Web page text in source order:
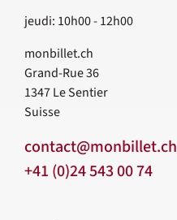
jeudi: 10h00 - 12h00
monbillet.ch
Grand-Rue 36
1347Le Sentier
Suisse
contact@monbillet.ch
+41 (0)24 543 00 74